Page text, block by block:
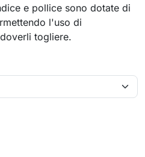
e pollice sono dotate di
l'uso di
togliere.